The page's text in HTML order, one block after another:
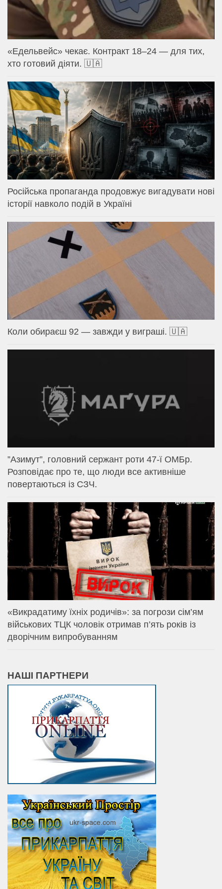
«Едельвейс» чекає. Контракт 18–24 — для тих,
хто готовий діяти. 🇺🇦
Російська пропаганда продовжує вигадувати нові
історії навколо подій в Україні
Коли обираєш 92 — завжди у виграші. 🇺🇦
⁨”Азимут”, головний сержант роти 47-ї ОМБр.
Розповідає про те, що люди все активніше
повертаються із СЗЧ.
«Викрадатиму їхніх родичів»: за погрози сім’ям
військових ТЦК чоловік отримав п’ять років із
дворічним випробуванням
НАШІ ПАРТНЕРИ